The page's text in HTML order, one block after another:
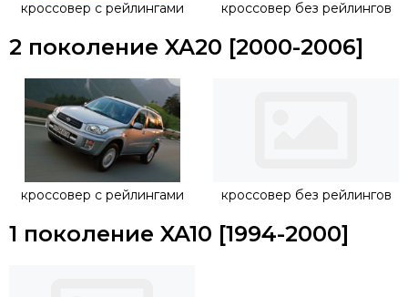
кроссовер с рейлингами кроссовер без рейлингов
2 поколение XA20 [2000-2006]
кроссовер с рейлингами кроссовер без рейлингов
1 поколение XA10 [1994-2000]